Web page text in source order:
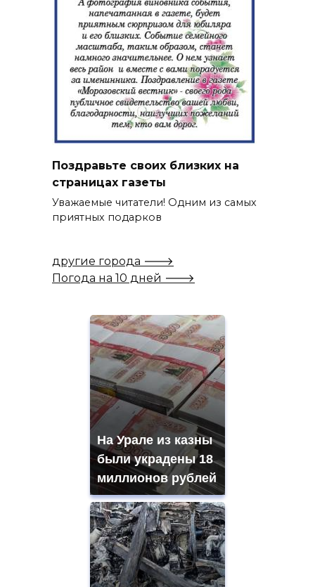
Поздравьте своих близких на
страницах газеты
Уважаемые читатели! Одним из самых
приятных подарков
другие города 🡒
Погода на 10 дней 🡒
На Урале из казны
были украдены 18
миллионов рублей